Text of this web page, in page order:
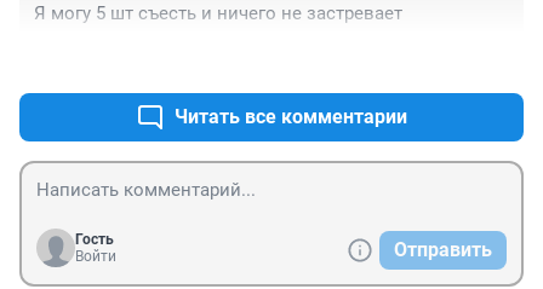
Я могу 5 шт съесть и ничего не застревает
Читать все комментарии
Гость
Войти
Отправить